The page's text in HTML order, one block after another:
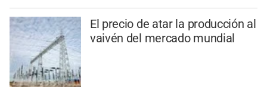
El precio de atar la producción al
vaivén del mercado mundial